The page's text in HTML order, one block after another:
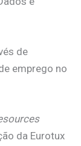
de
emprego no
da Eurotux